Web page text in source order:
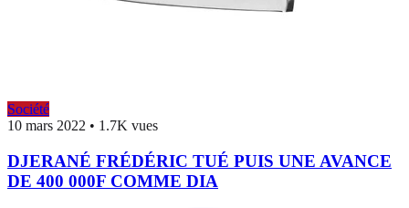
Société
10 mars 2022 • 1.7K vues
DJERANÉ FRÉDÉRIC TUÉ PUIS UNE AVANCE
DE 400 000F COMME DIA